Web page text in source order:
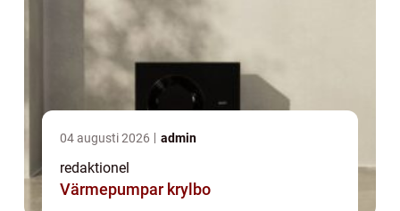
04 augusti 2026 admin
redaktionel
Värmepumpar krylbo